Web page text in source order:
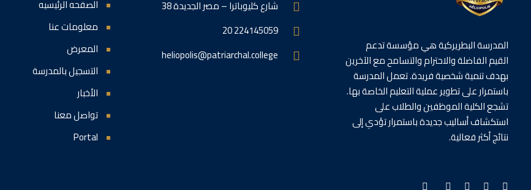
المدرسة البطريركية هي مؤسسة تدعم
القيم الفاضلة والاحترام والتسامح مع الآخرين
بهدف تنمية شخصية فريدة. تعمل المدرسة
باستمرار على تطوير عملية التعليم الخاصة بها.
تشجع الكلية الموظفين والطلاب على
استكشاف أساليب جديدة باستمرار تؤدي إلى
نتائج أكثر فعالية.
38 شارع كليوباترا – مصر الجديدة
20 224145059
heliopolis@patriarchal.college
الصفحه الرئيسيه
معلومات عنا
المعرض
التسجيل بالمدرسة
الأخبار
تواصل معنا
Portal